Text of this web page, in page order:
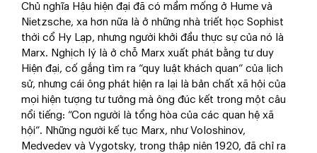
Chủ nghĩa Hậu hiện đại đã có mầm mống ở Hume và
Nietzsche, xa hơn nữa là ở những nhà triết học Sophist
thời cổ Hy Lạp, nhưng người khởi đầu thực sự của nó là
Marx. Nghịch lý là ở chỗ Marx xuất phát bằng tư duy
Hiện đại, cố gắng tìm ra “quy luật khách quan” của lịch
sử, nhưng cái ông phát hiện ra lại là bản chất xã hội của
mọi hiện tượng tư tưởng mà ông đúc kết trong một câu
nổi tiếng: “Con người là tổng hòa của các quan hệ xã
hội”. Những người kế tục Marx, như Voloshinov,
Medvedev và Vygotsky, trong thập niên 1920, đã chỉ ra